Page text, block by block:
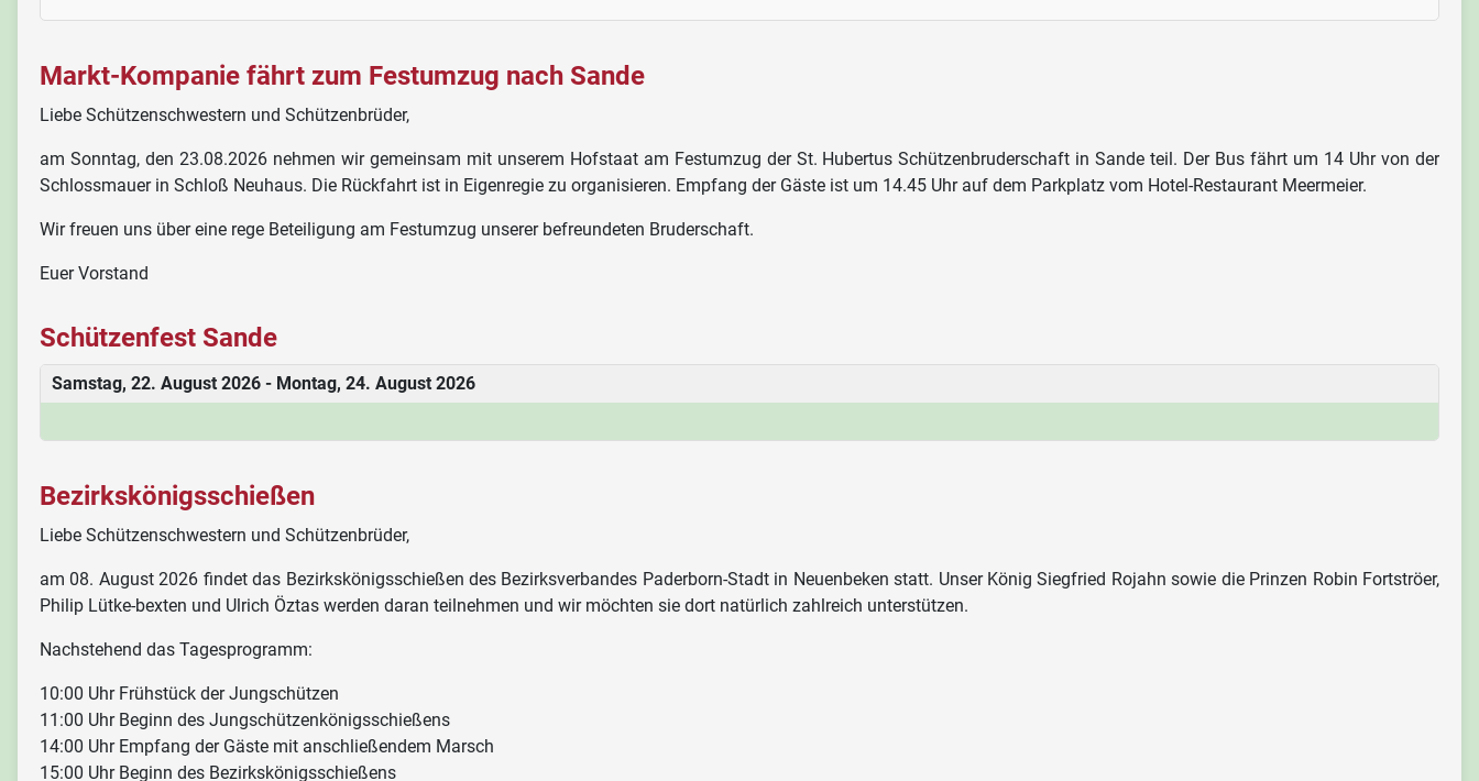
Markt-Kompanie fährt zum Festumzug nach Sande
Liebe Schützenschwestern und Schützenbrüder,
am Sonntag, den 23.08.2026 nehmen wir gemeinsam mit unserem Hofstaat am Festumzug der St. Hubertus Schützenbruderschaft in Sande teil. Der Bus fährt um 14 Uhr von der
Schlossmauer in Schloß Neuhaus. Die Rückfahrt ist in Eigenregie zu organisieren. Empfang der Gäste ist um 14.45 Uhr auf dem Parkplatz vom Hotel-Restaurant Meermeier.
Wir freuen uns über eine rege Beteiligung am Festumzug unserer befreundeten Bruderschaft.
Euer Vorstand
Schützenfest Sande
Samstag, 22. August 2026 - Montag, 24. August 2026
Bezirkskönigsschießen
Liebe Schützenschwestern und Schützenbrüder,
am 08. August 2026 findet das Bezirkskönigsschießen des Bezirksverbandes Paderborn-Stadt in Neuenbeken statt. Unser König Siegfried Rojahn sowie die Prinzen Robin Fortströer,
Philip Lütke-bexten und Ulrich Öztas werden daran teilnehmen und wir möchten sie dort natürlich zahlreich unterstützen.
Nachstehend das Tagesprogramm:
10:00 Uhr Frühstück der Jungschützen
11:00 Uhr Beginn des Jungschützenkönigsschießens
14:00 Uhr Empfang der Gäste mit anschließendem Marsch
15:00 Uhr Beginn des Bezirkskönigsschießens